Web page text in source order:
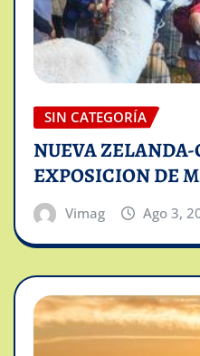
SIN CATEGORÍA
NUEVA
EXPOSICION DE
Vimag Ago 3,